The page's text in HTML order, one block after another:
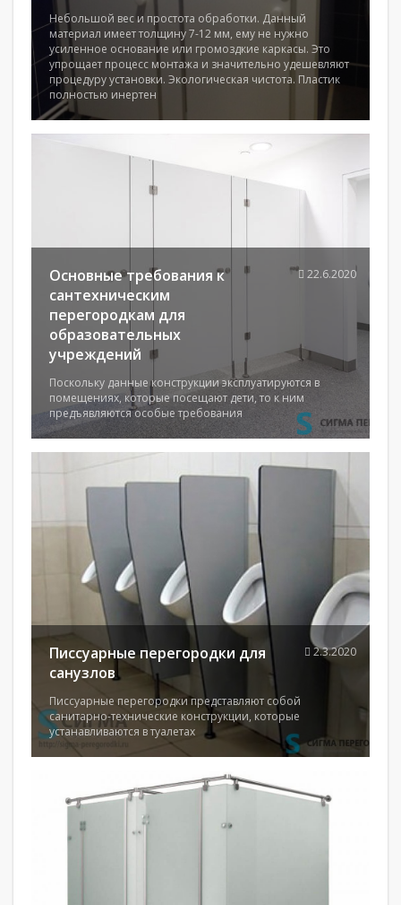
Небольшой вес и простота обработки. Данный
материал имеет толщину 7-12 мм, ему не нужно
усиленное основание или громоздкие каркасы. Это
упрощает процесс монтажа и значительно удешевляют
процедуру установки. Экологическая чистота. Пластик
полностью инертен
Основные требования к
сантехническим
перегородкам для
образовательных
учреждений
Поскольку данные конструкции эксплуатируются в
помещениях, которые посещают дети, то к ним
предъявляются особые требования
22.6.2020
Писсуарные перегородки для
санузлов
Писсуарные перегородки представляют собой
санитарно-технические конструкции, которые
устанавливаются в туалетах
2.3.2020